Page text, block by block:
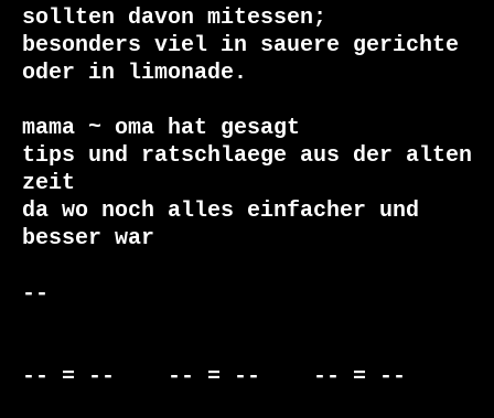
sollten davon mitessen;
besonders viel in sauere gerichte
oder in limonade.
mama ~ oma hat gesagt
tips und ratschlaege aus der alten
zeit
da wo noch alles einfacher und
besser war
--
-- = --    -- = --    -- = --